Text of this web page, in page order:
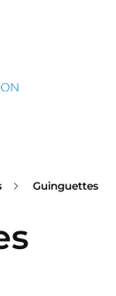
Guinguettes